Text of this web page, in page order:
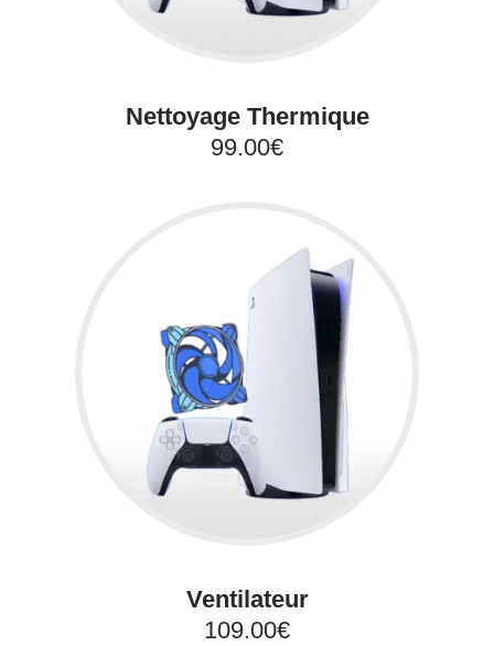
Nettoyage Thermique
99.00€
Ventilateur
109.00€